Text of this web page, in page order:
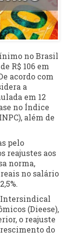
no Brasil
R$ 106 em
acordo com
a
em 12
no Índice
além de
pelo
reajustes aos
norma,
no salário
Intersindical
(Dieese),
o reajuste
do